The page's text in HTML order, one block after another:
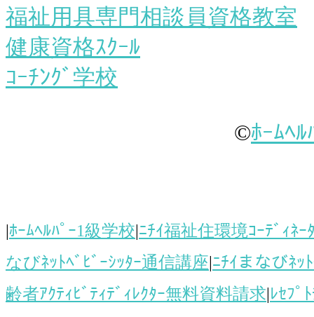
福祉用具専門相談員資格教室
健康資格ｽｸｰﾙ
ｺｰﾁﾝｸﾞ学校
©ﾎｰﾑﾍ
|ﾎｰﾑﾍﾙﾊﾟｰ1級学校|ﾆﾁｲ福祉住環境ｺｰﾃﾞｨﾈ
なびﾈｯﾄﾍﾞﾋﾞｰｼｯﾀｰ通信講座|ﾆﾁｲまなびﾈｯ
齢者ｱｸﾃｨﾋﾞﾃｨﾃﾞｨﾚｸﾀｰ無料資料請求|ﾚｾﾌﾟ